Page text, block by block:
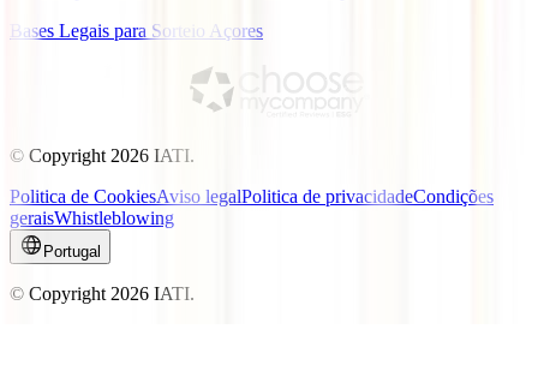
Bases Legais para Sorteio Açores
© Copyright 2026 IATI.
Politica de CookiesAviso legalPolitica de privacidadeCondições
geraisWhistleblowing
Portugal
© Copyright 2026 IATI.